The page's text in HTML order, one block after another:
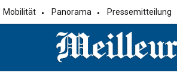
Mobilität Panorama Pressemitteilung